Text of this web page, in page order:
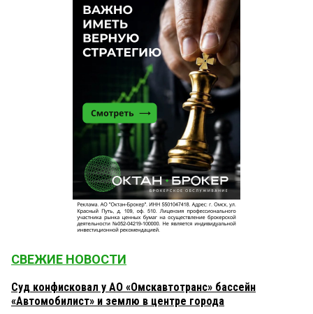
СВЕЖИЕ НОВОСТИ
Суд конфисковал у АО «Омскавтотранс» бассейн
«Автомобилист» и землю в центре города